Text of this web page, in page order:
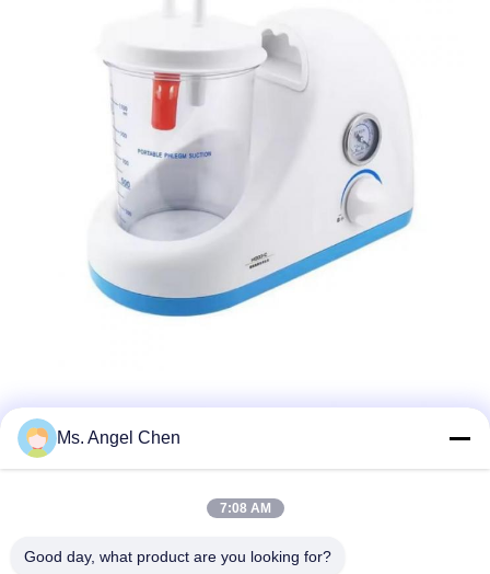
Ms. Angel Chen
7:08 AM
Good day, what product are you looking for?